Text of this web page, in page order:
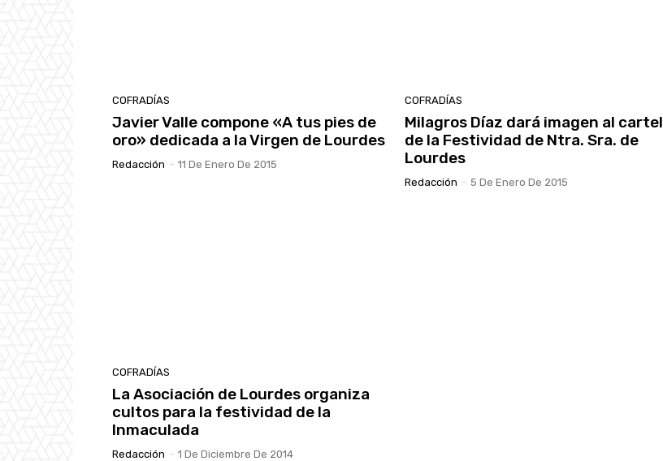
COFRADÍAS
Javier Valle compone «A tus pies de
oro» dedicada a la Virgen de Lourdes
Redacción - 11 De Enero De 2015
COFRADÍAS
Milagros Díaz dará imagen al cartel
de la Festividad de Ntra. Sra. de
Lourdes
Redacción - 5 De Enero De 2015
COFRADÍAS
La Asociación de Lourdes organiza
cultos para la festividad de la
Inmaculada
Redacción - 1 De Diciembre De 2014